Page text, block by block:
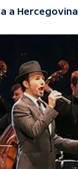
a Hercegovina